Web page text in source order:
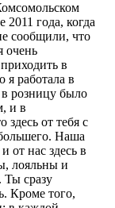
2011 года, когда
сообщили, что
очень
в
я работала в
розницу было
и в
от тебя с
Наша
от нас здесь в
лояльны и
Ты сразу
Кроме того,